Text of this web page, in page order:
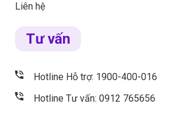
Liên hệ
Tư vấn
Hotline Hỗ trợ: 1900-400-016
Hotline Tư vấn: 0912 765656